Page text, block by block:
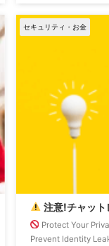
ージ)で送られてく
て、質問や相談をす
セキュリティ・お金
注意!チャット
Protect Your
Prevent Identity